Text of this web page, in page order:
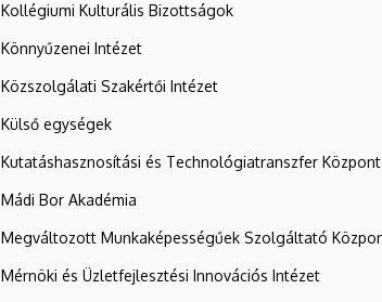
Kollégiumi Kulturális Bizottságok
Könnyűzenei Intézet
Közszolgálati Szakértői Intézet
Külső egységek
Kutatáshasznosítási és Technológiatranszfer Központ
Mádi Bor Akadémia
Megváltozott Munkaképességűek Szolgáltató
Mérnöki és Üzletfejlesztési Innovációs Intézet